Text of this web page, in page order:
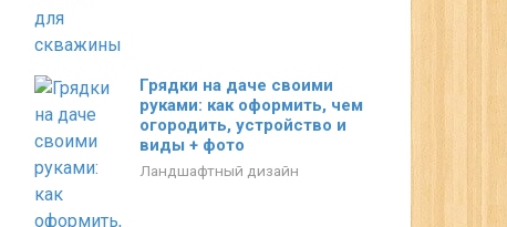
Грядки на даче своими
руками: как оформить, чем
огородить, устройство и
виды + фото
Ландшафтный дизайн